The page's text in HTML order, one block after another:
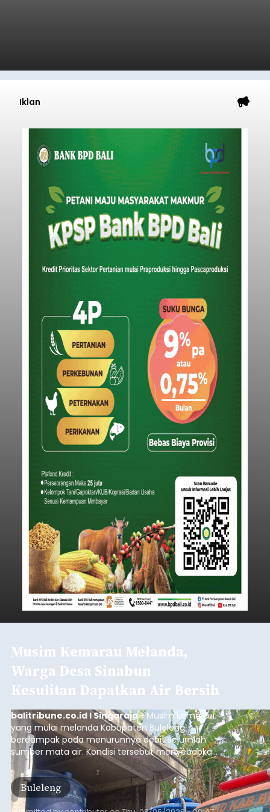
Iklan
Musim Kemarau Melanda,
Warga Desa Sinabun
Kesulitan Dapatkan Air Bersih
balitribune.co.id I Singaraja -Musim kemarau
yang mulai melanda Kabupaten Buleleng
berdampak pada menurunnya debit sejumlah
sumber mata air. Kondisi tersebut menyebabkan
warga di beberapa desa mulai mengalami
kesulitan mendapatkan air bersih, terutama
untuk memenuhi kebutuhan mandi, cuci, dan
kakus (MCK). Seperti yang dialami warga Desa
Buleleng